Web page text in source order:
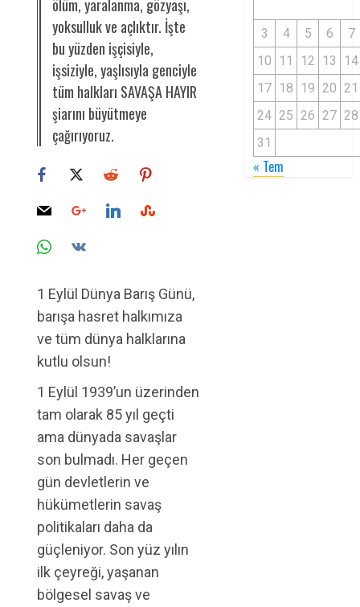
ölüm, yaralanma, gözyaşı,
yoksulluk ve açlıktır. İşte
bu yüzden işçisiyle,
işsiziyle, yaşlısıyla genciyle
tüm halkları SAVAŞA HAYIR
şiarını büyütmeye
çağırıyoruz.
1 Eylül Dünya Barış Günü,
barışa hasret halkımıza
ve tüm dünya halklarına
kutlu olsun!
1 Eylül 1939’un üzerinden
tam olarak 85 yıl geçti
ama dünyada savaşlar
son bulmadı. Her geçen
gün devletlerin ve
hükümetlerin savaş
politikaları daha da
güçleniyor. Son yüz yılın
ilk çeyreği, yaşanan
bölgesel savaş ve
3 4 5 6
7
10 11 12 13
14
17 18 19 20 21
24 25 26 27 28
31
« Tem